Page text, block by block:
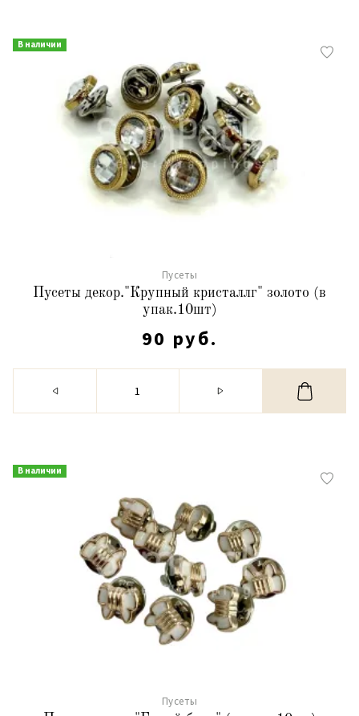
В наличии
Пусеты
Пусеты декор."Крупный кристаллг" золото (в
упак.10шт)
90 руб.
В наличии
Пусеты